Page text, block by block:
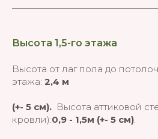
Высота 1,5-го этажа
Высота от лаг пола до
этажа: 2,4 м
(+- 5 см). Высота аттиковой
кровли):0,9 - 1,5м (+- 5 см).